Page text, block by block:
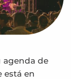
agenda de
está en